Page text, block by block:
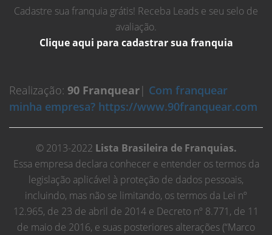
Cadastre sua franquia grátis! Receba Leads e seu selo de
avaliação.
Clique aqui para cadastrar sua franquia
Realização: 90 Franquear| Com franquear
minha empresa? https://www.90franquear.com
© 2013-2022 Lista Brasileira de Franquias.
Essa empresa declara conhecer e entender os termos da
legislação aplicável à proteção de dados pessoais,
incluindo, mas não se limitando, os termos da Lei nº
12.965, de 23 de abril de 2014 e Decreto nº 8.771, de 11
de maio de 2016, e suas posteriores alterações (“Marco